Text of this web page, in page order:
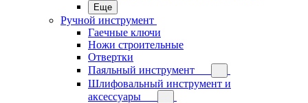
Еще
Ручной инструмент
Гаечные ключи
Ножи строительные
Отвертки
Паяльный инструмент
Шлифовальный инструмент и
аксессуары